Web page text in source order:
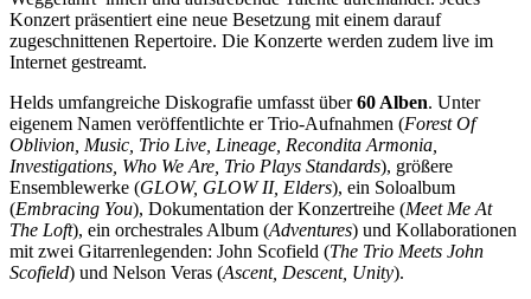
Konzert präsentiert eine neue Besetzung mit einem darauf
zugeschnittenen Repertoire. Die Konzerte werden zudem live im
Internet gestreamt.
Helds umfangreiche Diskografie umfasst über60 Alben. Unter
eigenem Namen veröffentlichte er Trio-Aufnahmen (Forest Of
Oblivion, Music, Trio Live, Lineage, Recondita Armonia,
Investigations, Who We Are, Trio Plays Standards), größere
Ensemblewerke (GLOW, GLOW II, Elders), ein Soloalbum
(Embracing You), Dokumentation der Konzertreihe (Meet Me At
The Loft), ein orchestrales Album (Adventures) und Kollaborationen
mit zwei Gitarrenlegenden: John Scofield (The Trio Meets John
Scofield) und Nelson Veras (Ascent, Descent, Unity).